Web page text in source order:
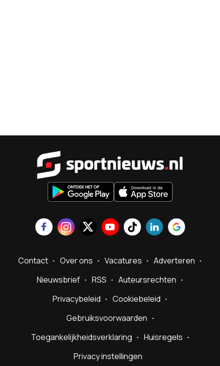
Contact Over ons Vacatures
Adverteren
Nieuwsbrief
RSS
Auteursrechten
Privacybeleid
Cookiebeleid
Gebruiksvoorwaarden
Toegankelijkheidsverklaring
Huisregels
Privacy instellingen